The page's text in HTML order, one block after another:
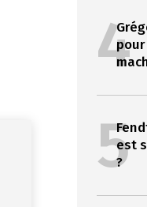
4
5
est
?